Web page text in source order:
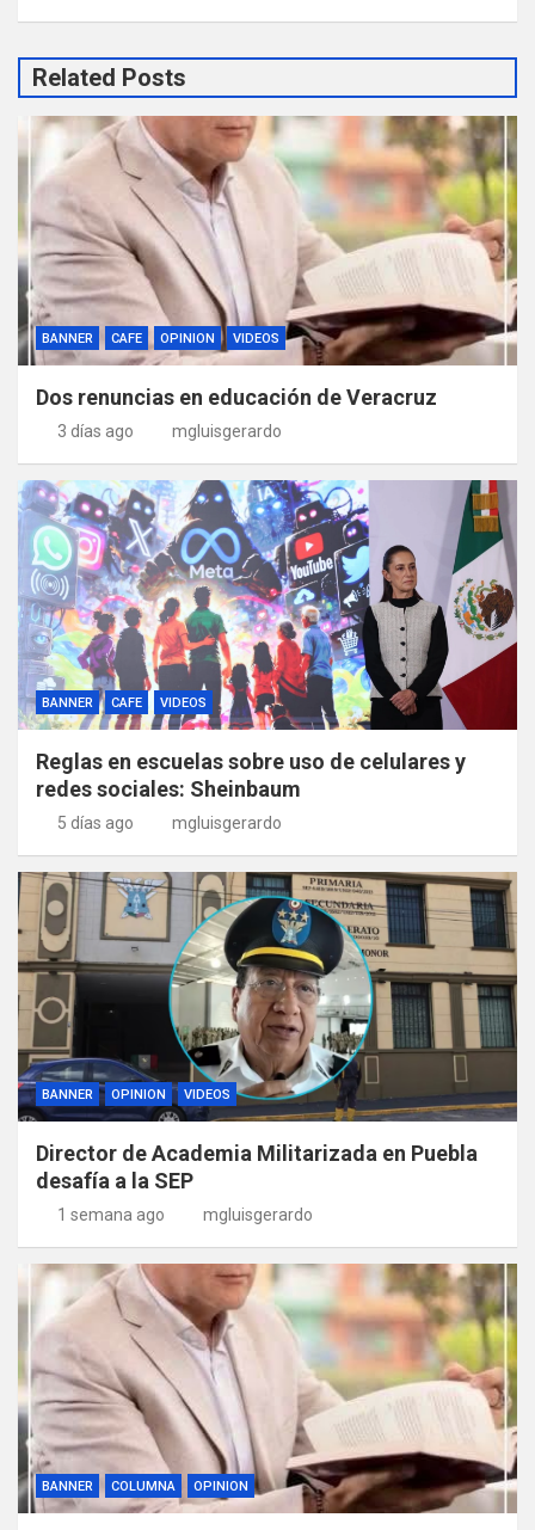
Related Posts
BANNER CAFE OPINION VIDEOS
Dos renuncias en educación de Veracruz
3 días ago mgluisgerardo
BANNER CAFE VIDEOS
Reglas en escuelas sobre uso de celulares y
redes sociales: Sheinbaum
5 días ago mgluisgerardo
BANNER OPINION VIDEOS
Director de Academia Militarizada en Puebla
desafía a la SEP
1 semana ago mgluisgerardo
BANNER COLUMNA OPINION